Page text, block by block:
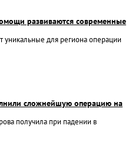
развиваются современные
уникальные для региона операции
сложнейшую операцию на
получила при падении в